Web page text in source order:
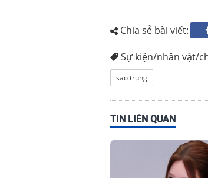
Chia sẻ bài viết:
Sự kiện/nhân vật/
sao trung
TIN LIÊN QUAN